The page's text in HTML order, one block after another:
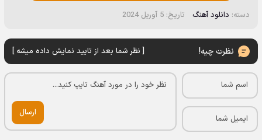
دسته: دانلود آهنگ تاریخ: 5 آوریل 2024
نظرت چیه! [ نظر شما بعد از تایید نمایش داده میشه ]
ارسال